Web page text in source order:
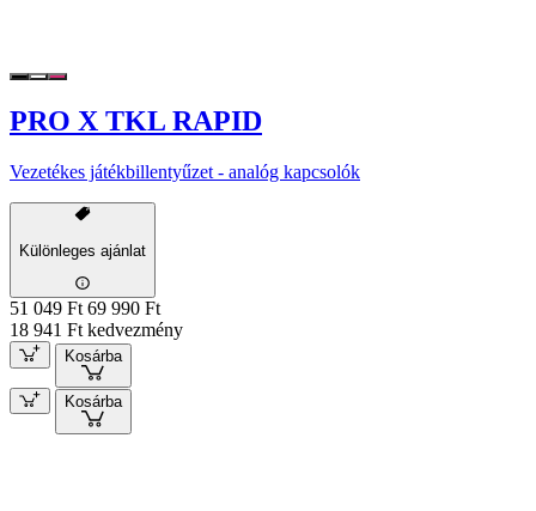
PRO X TKL RAPID
Vezetékes játékbillentyűzet - analóg kapcsolók
Különleges ajánlat
51 049 Ft 69 990 Ft
18 941 Ft kedvezmény
Kosárba
Kosárba